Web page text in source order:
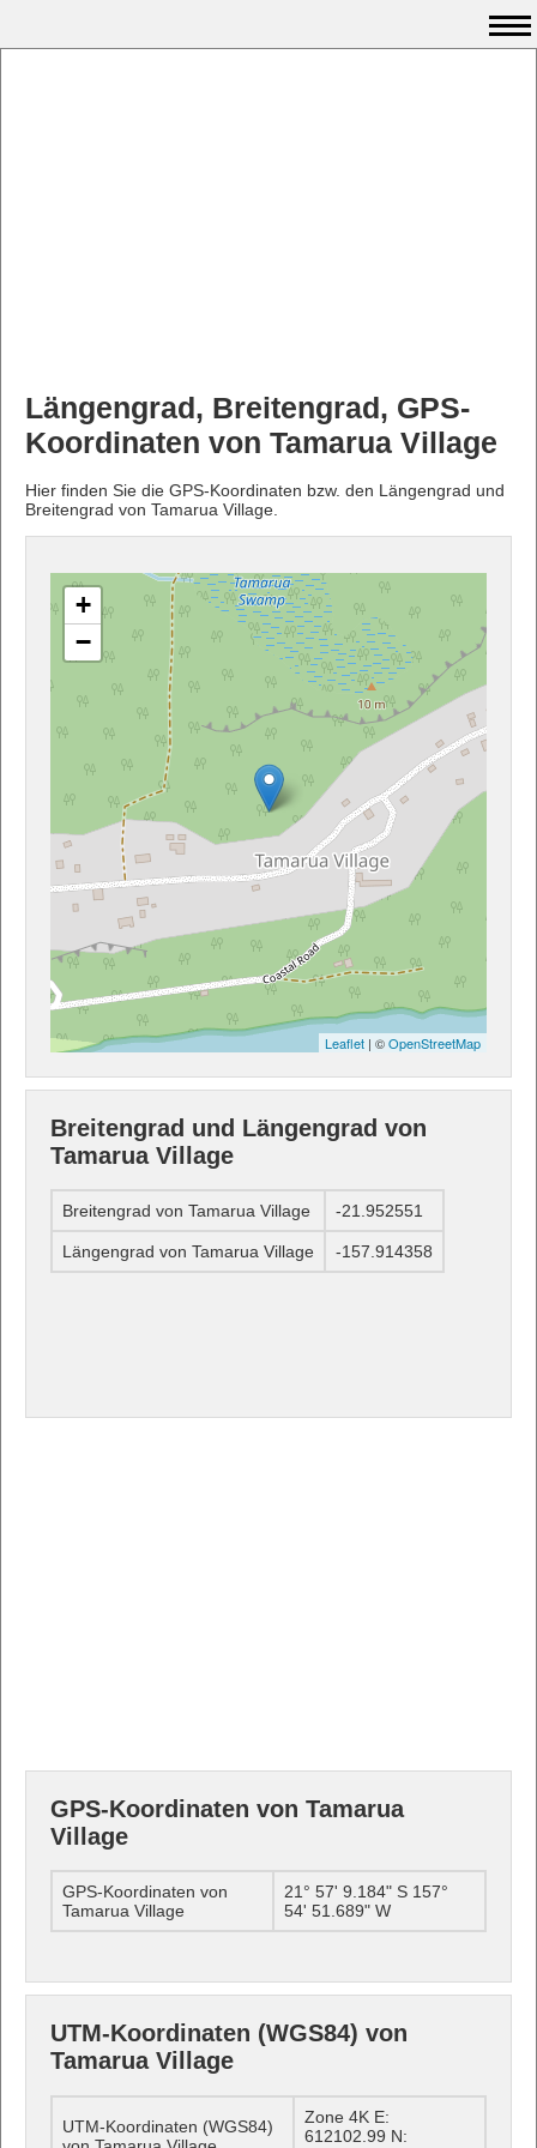
Längengrad, Breitengrad, GPS-
Koordinaten von Tamarua Village
Hier finden Sie die GPS-Koordinaten bzw. den Längengrad und
Breitengrad von Tamarua Village.
+
−
Leaflet | ©OpenStreetMap
Breitengrad und Längengrad von
Tamarua Village
Breitengrad von Tamarua Village -21.952551
Längengrad von Tamarua Village -157.914358
GPS-Koordinaten von Tamarua
Village
GPS-Koordinaten von
Tamarua Village
21° 57' 9.184" S 157°
54' 51.689" W
UTM-Koordinaten (WGS84) von
Tamarua Village
UTM-Koordinaten (WGS84)
Zone 4K E:
612102.99 N: